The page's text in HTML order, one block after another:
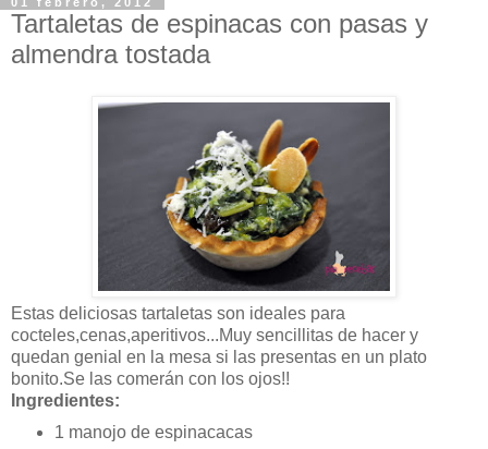
Tartaletas de espinacas con pasas y
almendra tostada
Estas deliciosas tartaletas son ideales para
cocteles,cenas,aperitivos...Muy sencillitas de hacer y
quedan genial en la mesa si las presentas en un plato
bonito.Se las comerán con los ojos!!
Ingredientes:
1 manojo de espinacacas